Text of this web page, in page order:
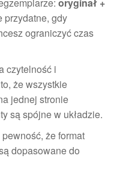
przydatne, gdy
ograniczyć czas
czytelność i
że wszystkie
jednej stronie
są spójne w układzie.
że format
dopasowane do